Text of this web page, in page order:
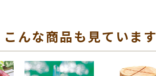
んな商品も見ています